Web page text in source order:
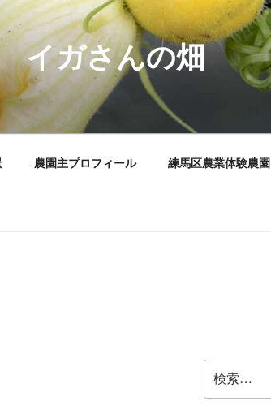
イガさんの畑
農園主プロフィール 練馬区農業体験農園
索: